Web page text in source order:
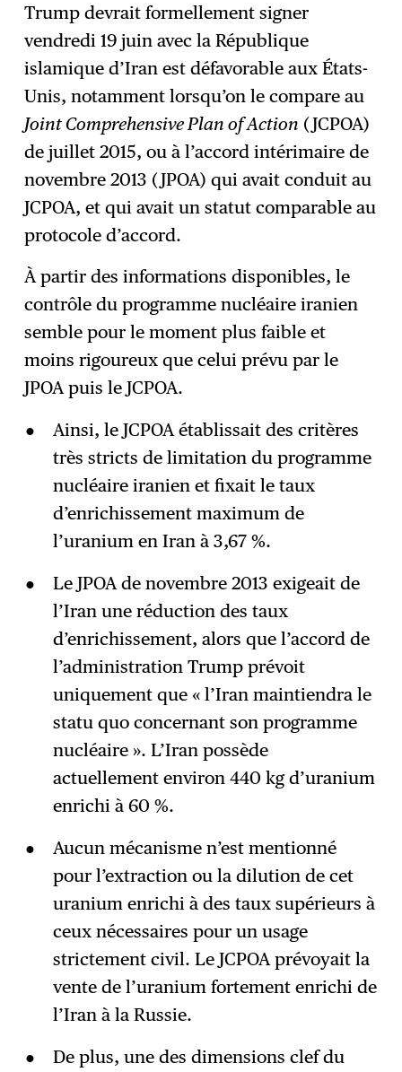
→ S'abonner
Trump devrait formellement signer
vendredi 19 juin avec la République
islamique d’Iran est défavorable aux États-
Unis, notamment lorsqu’on le compare au
Joint Comprehensive Plan of Action (JCPOA)
de juillet 2015, ou à l’accord intérimaire de
novembre 2013 (JPOA) qui avait conduit au
JCPOA, et qui avait un statut comparable au
protocole d’accord.
À partir des informations disponibles, le
contrôle du programme nucléaire iranien
semble pour le moment plus faible et
moins rigoureux que celui prévu par le
JPOA puis le JCPOA.
Ainsi, le JCPOA établissait des critères
très stricts de limitation du programme
nucléaire iranien et fixait le taux
d’enrichissement maximum de
l’uranium en Iran à 3,67 %.
Le JPOA de novembre 2013 exigeait de
l’Iran une réduction des taux
d’enrichissement, alors que l’accord de
l’administration Trump prévoit
uniquement que « l’Iran maintiendra le
statu quo concernant son programme
nucléaire ». L’Iran possède
actuellement environ 440 kg d’uranium
enrichi à 60 %.
Aucun mécanisme n’est mentionné
pour l’extraction ou la dilution de cet
uranium enrichi à des taux supérieurs à
ceux nécessaires pour un usage
strictement civil. Le JCPOA prévoyait la
vente de l’uranium fortement enrichi de
l’Iran à la Russie.
De plus, une des dimensions clef du